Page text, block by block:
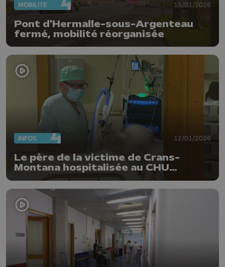
MOBILITÉ 15/01/2026
Pont d'Hermalle-sous-Argenteau
fermé, mobilité réorganisée
INFOS 12/01/2026
Le père de la victime de Crans-
Montana hospitalisée au CHU